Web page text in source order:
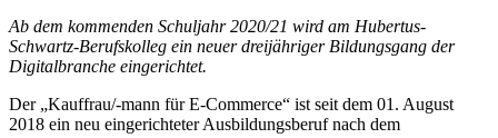
Ab dem kommenden Schuljahr 2020/21 wird am Hubertus-
Schwartz-Berufskolleg ein neuer dreijähriger Bildungsgang der
Digitalbranche eingerichtet.
Der „Kauffrau/-mann für E-Commerce“ ist seit dem 01. August
2018 ein neu eingerichteter Ausbildungsberuf nach dem